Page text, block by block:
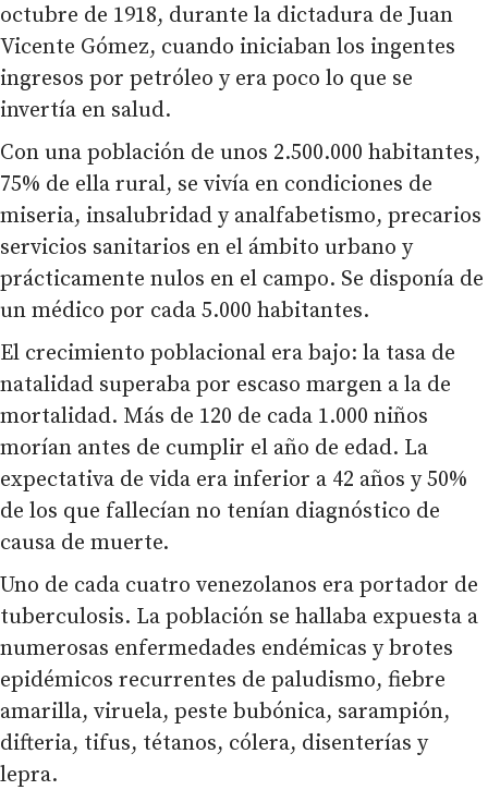
octubre de 1918, durante la dictadura de Juan
Vicente Gómez, cuando iniciaban los ingentes
ingresos por petróleo y era poco lo que se
invertía en salud.
Con una población de unos 2.500.000 habitantes,
75% de ella rural, se vivía en condiciones de
miseria, insalubridad y analfabetismo, precarios
servicios sanitarios en el ámbito urbano y
prácticamente nulos en el campo. Se disponía de
un médico por cada 5.000 habitantes.
El crecimiento poblacional era bajo: la tasa de
natalidad superaba por escaso margen a la de
mortalidad. Más de 120 de cada 1.000 niños
morían antes de cumplir el año de edad. La
expectativa de vida era inferior a 42 años y 50%
de los que fallecían no tenían diagnóstico de
causa de muerte.
Uno de cada cuatro venezolanos era portador de
tuberculosis. La población se hallaba expuesta a
numerosas enfermedades endémicas y brotes
epidémicos recurrentes de paludismo, fiebre
amarilla, viruela, peste bubónica, sarampión,
difteria, tifus, tétanos, cólera, disenterías y
lepra.